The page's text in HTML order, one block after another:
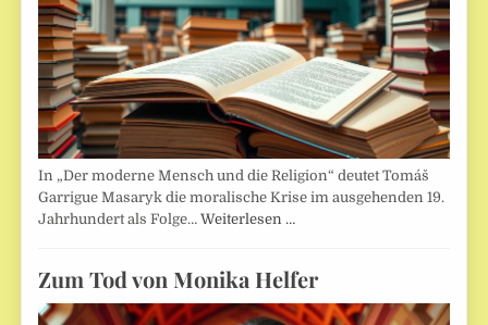
In „Der moderne Mensch und die Religion“ deutet Tomáš
Garrigue Masaryk die moralische Krise im ausgehenden 19.
Jahrhundert als Folge…Weiterlesen …
Zum Tod von Monika Helfer